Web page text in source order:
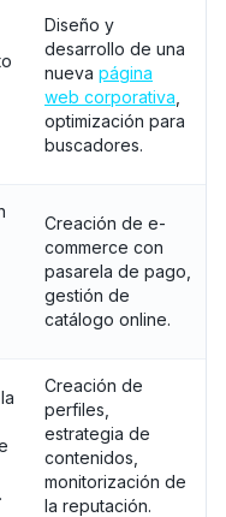
Diseño y
desarrollo de una
nueva página
web corporativa
optimización para
buscadores.
Creación de e-
commerce con
pasarela de pago,
gestión de
catálogo online.
Creación de
perfiles,
estrategia de
contenidos,
monitorización de
la reputación.